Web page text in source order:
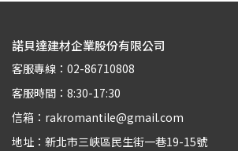
諾貝達建材企業股份有限公司
客服專線：02-86710808
客服時間：8:30-17:30
信箱：rakromantile@gmail.com
地址：新北市三峽區民生街一巷19-15號